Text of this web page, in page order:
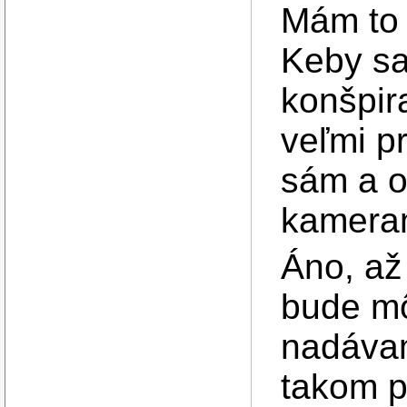
Mám
Keby
veľmi
sám a
Áno,
bude
takom